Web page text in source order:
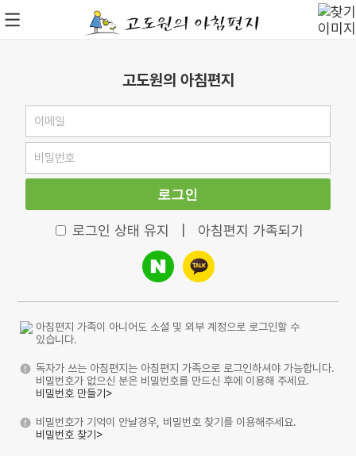
고도원의 아침편지
로그인
로그인 상태 유지 아침편지 가족되기
아침편지 가족이 아니어도 소셜 및 외부 계정으로 로그인할 수
있습니다.
독자가 쓰는 아침편지는 아침편지 가족으로 로그인하셔야 가능합니다.
비밀번호가 없으신 분은 비밀번호를 만드신 후에 이용해 주세요.
비밀번호 만들기>
비밀번호가 기억이 안날경우, 비밀번호 찾기를 이용해주세요.
비밀번호 찾기>